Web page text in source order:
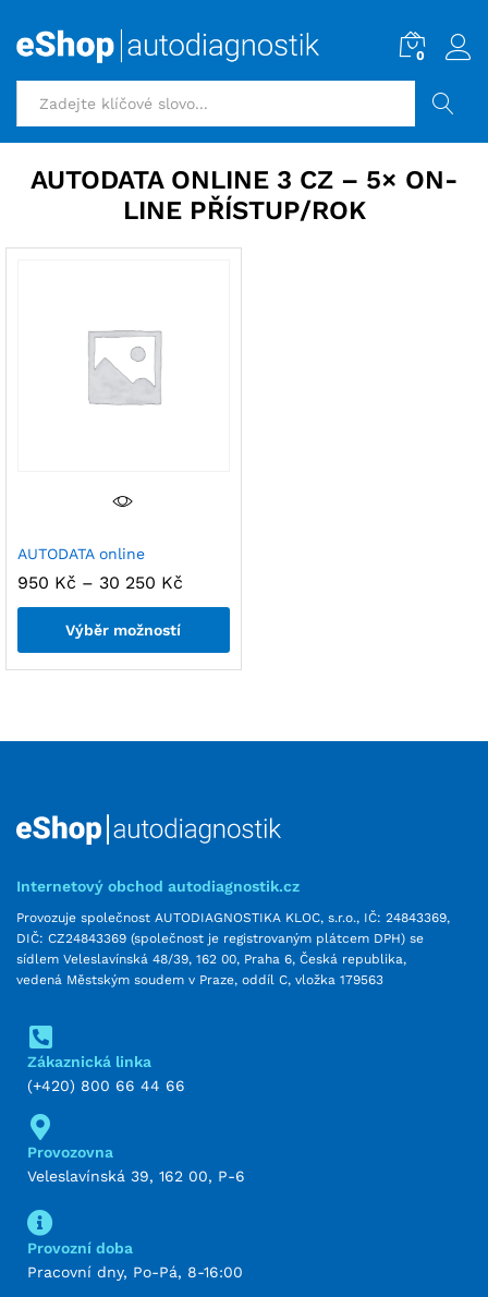
0
AUTODATA ONLINE 3 CZ – 5× ON-
LINE PŘÍSTUP/ROK
AUTODATA online
950 Kč – 30 250 Kč
Výběr možností
Internetový obchod autodiagnostik.cz
Provozuje společnost AUTODIAGNOSTIKA KLOC, s.r.o., IČ: 24843369,
DIČ: CZ24843369 (společnost je registrovaným plátcem DPH) se
sídlem Veleslavínská 48/39, 162 00, Praha 6, Česká republika,
vedená Městským soudem v Praze, oddíl C, vložka 179563
Zákaznická linka
(+420) 800 66 44 66
Provozovna
Veleslavínská 39, 162 00, P-6
Provozní doba
Pracovní dny, Po-Pá, 8-16:00